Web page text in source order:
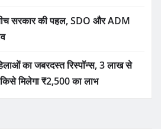
सरकार की पहल, SDO और ADM
का जबरदस्त रिस्पॉन्स, 3 लाख से
मिलेगा ₹2,500 का लाभ